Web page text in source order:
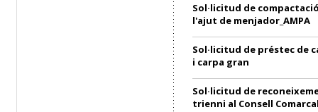
Sol·licitud de
l'ajut de menjador_AMPA
Sol·licitud de préstec de
i carpa gran
Sol·licitud de
trienni al Consell